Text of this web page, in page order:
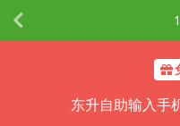
东升自助输入手
1